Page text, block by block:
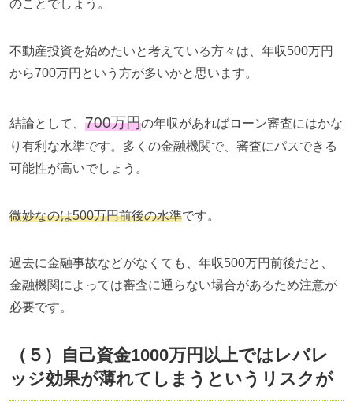
のことでしょう。
不動産投資を始めたいと考えている方々は、年収500万円
から700万円という方が多いかと思います。
結論として、 700万円の年収があればローン審査にはかな
り有利な水準です。多くの金融機関で、審査にパスできる
可能性が高いでしょう。
微妙なのは500万円前後の水準です。
過去に金融事故などがなくても、年収500万円前後だと、
金融機関によっては審査に通らない場合があるため注意が
必要です。
（５）自己資金1000万円以上ではレバレ
ッジ効果が薄れてしまうというリスクが